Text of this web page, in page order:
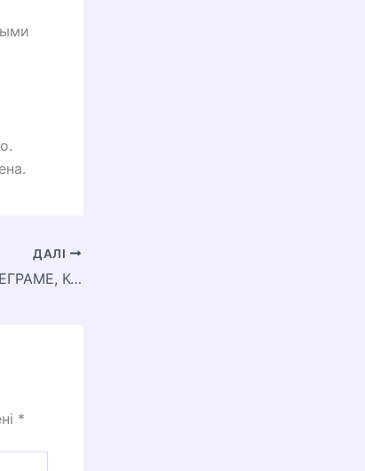
ДАЛІ
ЗАПУЩЕН БОТ В ТЕЛЕГРАМЕ, КОТОРЫЙ ПОЗВОЛИТ ЖИТЕЛЯМ УКРАИНЫ СОТРУДНИЧАТЬ С РФ
*